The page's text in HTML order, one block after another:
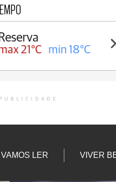
Reserva
21°C min 18°C
PUBLICIDADE
VAMOS LER VIVER